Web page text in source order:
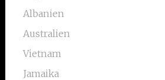
Albanien
Australien
Vietnam
Jamaika